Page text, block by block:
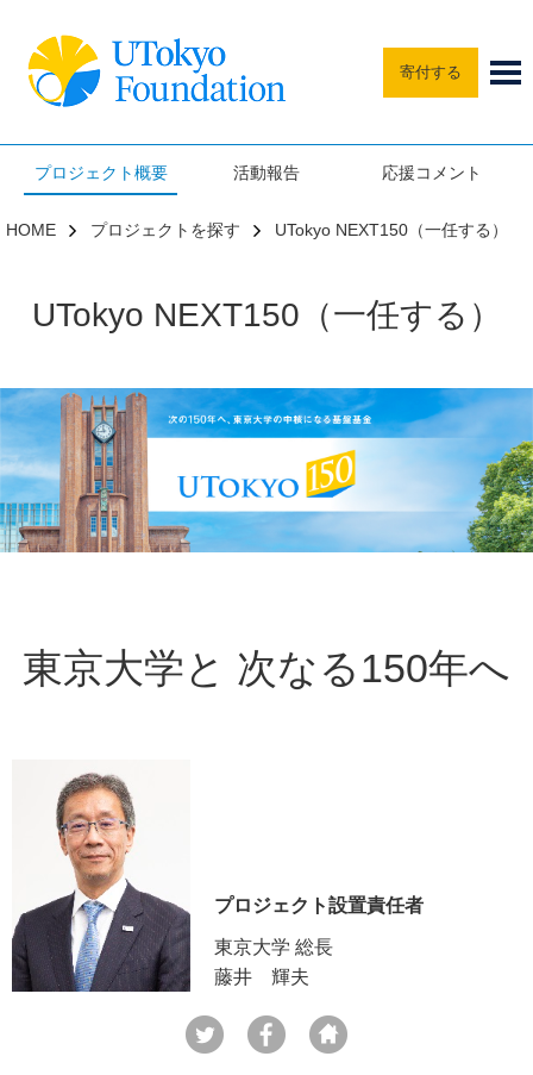
寄付する
HOME プロジェクトを探す UTokyo NEXT150（一任する）
UTokyo NEXT150（一任する）
東京大学と 次なる150年へ
プロジェクト設置責任者
東京大学 総長
藤井 輝夫
プロジェクト概要 活動報告 応援コメント